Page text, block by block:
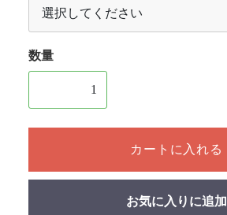
数量
1個以上の数量を入力してください
カートに入れる
お気に入りに追加